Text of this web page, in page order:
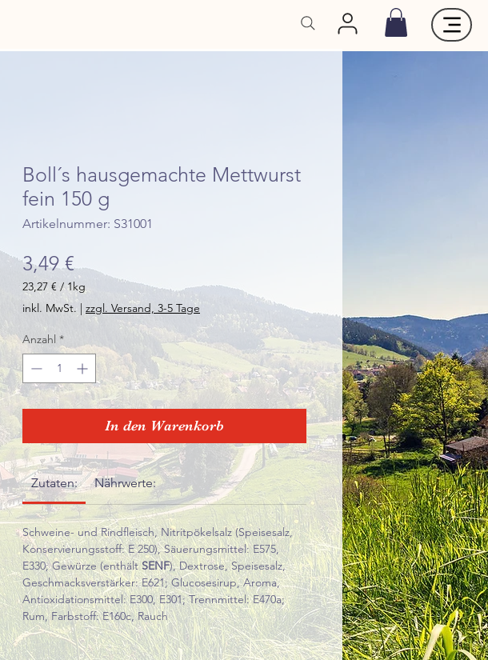
Boll´s hausgemachte Mettwurst
fein 150 g
Artikelnummer: S31001
3,49 €Preis
23,27 € /1kg
23,27 €
pro
1
Kilogramm
inkl. MwSt. | zzgl. Versand, 3-5 Tage
Anzahl *
In den Warenkorb
Zutaten: Nährwerte:
Schweine- und Rindfleisch, Nitritpökelsalz (Speisesalz,
Konservierungsstoff: E 250), Säuerungsmittel: E575,
E330; Gewürze (enthältSENF), Dextrose, Speisesalz,
Geschmacksverstärker: E621; Glucosesirup, Aroma,
Antioxidationsmittel: E300, E301; Trennmittel: E470a;
Rum, Farbstoff: E160c, Rauch